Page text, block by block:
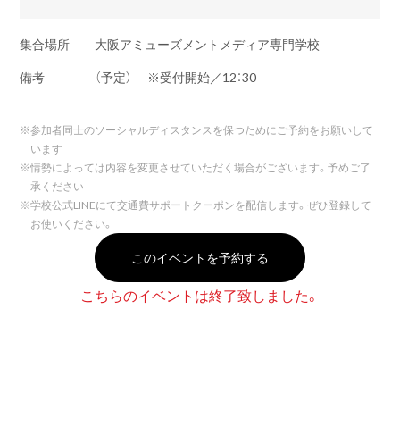
集合場所
大阪アミューズメントメディア専門学校
備考
（予定） ※受付開始／12：30
※参加者同士のソーシャルディスタンスを保つためにご予約をお願いして
います
※情勢によっては内容を変更させていただく場合がございます。予めご了
承ください
※学校公式LINEにて交通費サポートクーポンを配信します。ぜひ登録して
お使いください。
このイベントを予約する
こちらのイベントは終了致しました。